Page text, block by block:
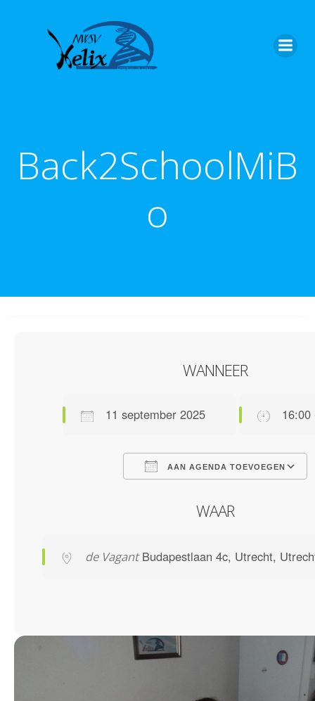
Back2SchoolMiB
o
WANNEER
11 september 2025 16:00
AAN AGENDA TOEVOEGEN
WAAR
de VagantBudapestlaan 4c, Utrecht,